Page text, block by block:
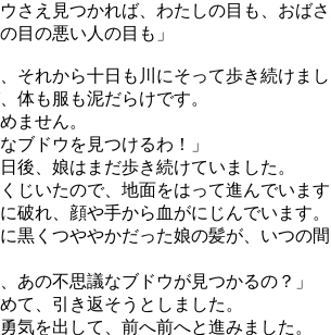
ウさえ見つかれば、わたしの目も、おば
目の悪い人の目も」
それから十日も川にそって歩き続けまし
体も服も泥だらけです。
ません。
ブドウを見つけるわ！」
後、娘はまだ歩き続けていました。
じいたので、地面をはって進んでいます
破れ、顔や手から血がにじんでいます。
黒くつややかだった娘の髪が、いつの
あの不思議なブドウが見つかるの？」
て、引き返そうとしました。
気を出して、前へ前へと進みました。